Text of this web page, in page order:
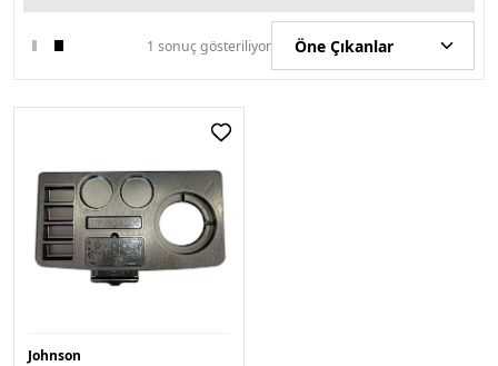
1 sonuç gösteriliyor
Johnson